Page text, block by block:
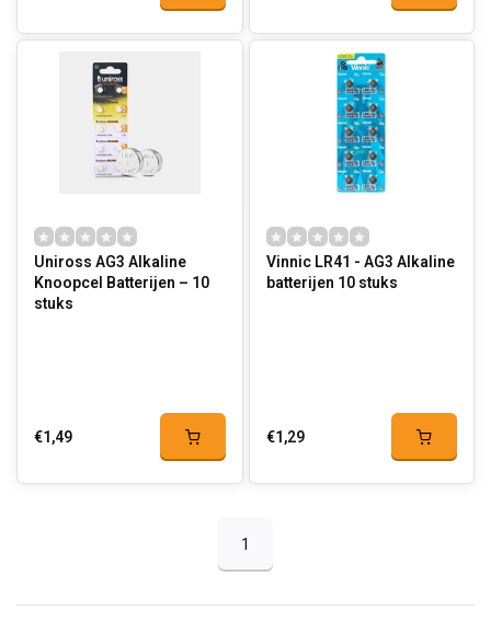
Uniross AG3 Alkaline
Knoopcel Batterijen – 10
stuks
€1,49
Vinnic LR41 - AG3 Alkaline
batterijen 10 stuks
€1,29
1